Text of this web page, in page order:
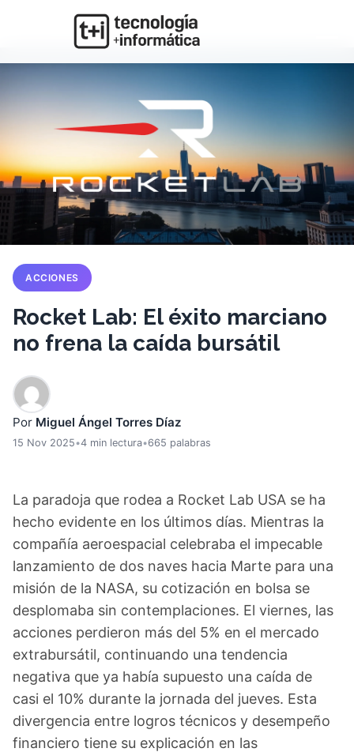
ACCIONES
Rocket Lab: El éxito marciano
no frena la caída bursátil
Por Miguel Ángel Torres Díaz
15 Nov 2025•4 min lectura•665 palabras
La paradoja que rodea a Rocket Lab USA se ha
hecho evidente en los últimos días. Mientras la
compañía aeroespacial celebraba el impecable
lanzamiento de dos naves hacia Marte para una
misión de la NASA, su cotización en bolsa se
desplomaba sin contemplaciones. El viernes, las
acciones perdieron más del 5% en el mercado
extrabursátil, continuando una tendencia
negativa que ya había supuesto una caída de
casi el 10% durante la jornada del jueves. Esta
divergencia entre logros técnicos y desempeño
financiero tiene su explicación en las